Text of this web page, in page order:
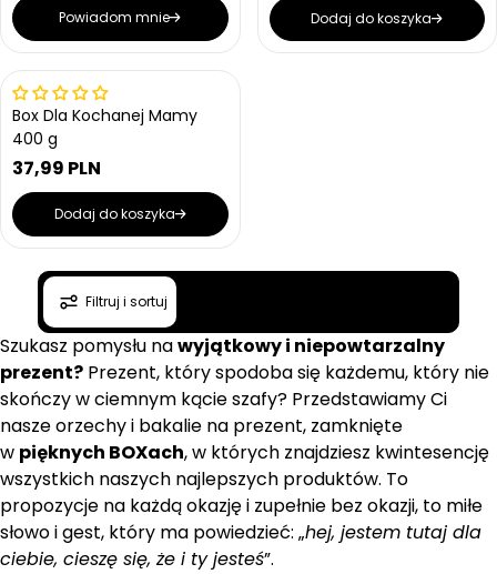
n
a
n
a
e
g
u
l
a
n
a
Powiadom mnie
n
a
Dodaj do koszyka
Wrażliwe na ciepło
Box Dla Kochanej Mamy
400 g
C
e
n
a
l
a
r
n
a
37,99 PLN
Dodaj do koszyka
Filtruj i sortuj
Szukasz pomysłu nawyjątkowy i niepowtarzalny
prezent? Prezent, który spodoba się każdemu, który nie
skończy w ciemnym kącie szafy? Przedstawiamy Ci
nasze orzechy i bakalie na prezent, zamknięte
w pięknych BOXach, w których znajdziesz kwintesencję
wszystkich naszych najlepszych produktów. To
propozycje na każdą okazję i zupełnie bez okazji, to miłe
słowo i gest, który ma powiedzieć: „hej, jestem tutaj dla
ciebie, cieszę się, że i ty jesteś”.